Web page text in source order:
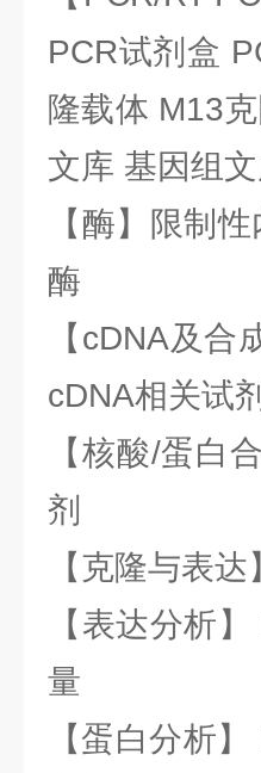
PCR试剂盒
隆载体 M13
文库 基因组
【酶】限制
酶
【cDNA及
cDNA相关试剂
【核酸/蛋白
剂
【克隆与表
【表达分析
量
【蛋白分析